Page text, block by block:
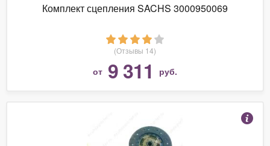
Комплект сцепления SACHS 3000950069
(Отзывы 14)
от 9 311 руб.